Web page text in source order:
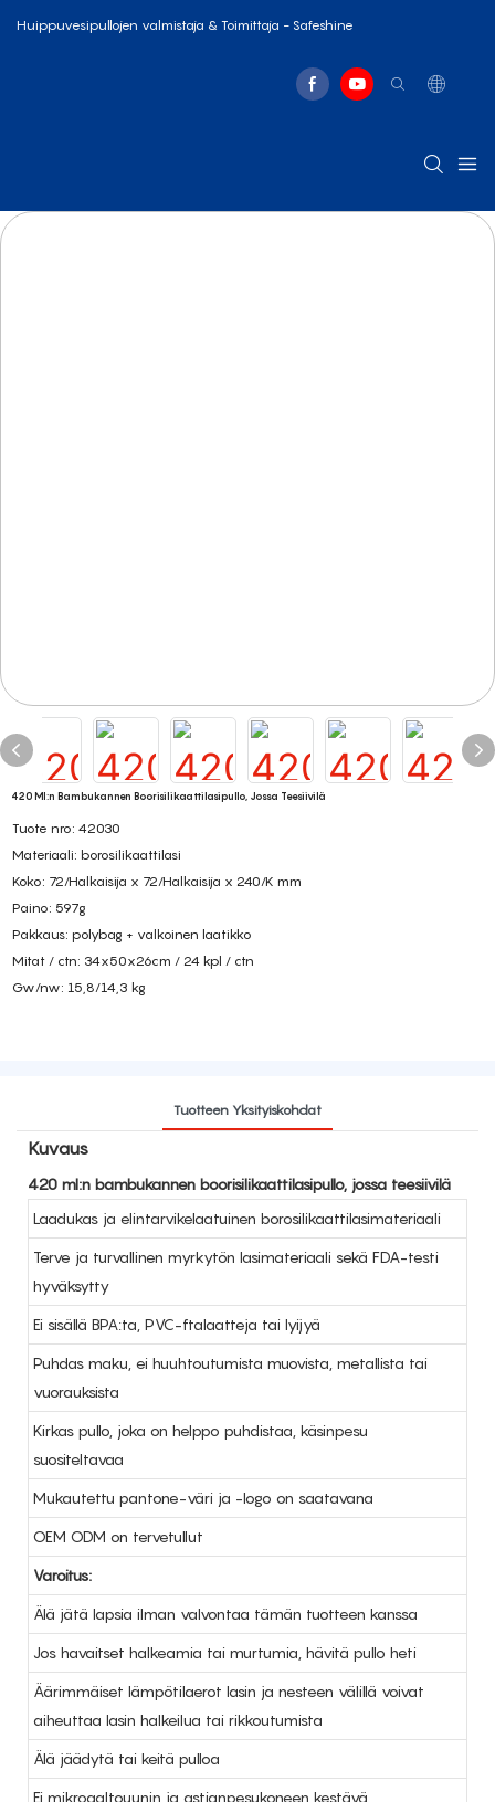
Huippuvesipullojen valmistaja & Toimittaja - Safeshine
420 Ml:n Bambukannen Boorisilikaattilasipullo, Jossa Teesiivilä
Tuote nro: 42030
Materiaali: borosilikaattilasi
Koko: 72/Halkaisija x 72/Halkaisija x 240/K mm
Paino: 597g
Pakkaus: polybag + valkoinen laatikko
Mitat / ctn: 34x50x26cm / 24 kpl / ctn
Gw/nw: 15,8/14,3 kg
Tuotteen Yksityiskohdat
Kuvaus
420 ml:n bambukannen boorisilikaattilasipullo, jossa teesiivilä
Laadukas ja elintarvikelaatuinen borosilikaattilasimateriaali
Terve ja turvallinen myrkytön lasimateriaali sekä FDA-testi
hyväksytty
Ei sisällä BPA:ta, PVC-ftalaatteja tai lyijyä
Puhdas maku, ei huuhtoutumista muovista, metallista tai
vuorauksista
Kirkas pullo, joka on helppo puhdistaa, käsinpesu
suositeltavaa
Mukautettu pantone-väri ja -logo on saatavana
OEM ODM on tervetullut
Varoitus:
Älä jätä lapsia ilman valvontaa tämän tuotteen kanssa
Jos havaitset halkeamia tai murtumia, hävitä pullo heti
Äärimmäiset lämpötilaerot lasin ja nesteen välillä voivat
aiheuttaa lasin halkeilua tai rikkoutumista
Älä jäädytä tai keitä pulloa
Ei mikroaaltouunin ja astianpesukoneen kestävä